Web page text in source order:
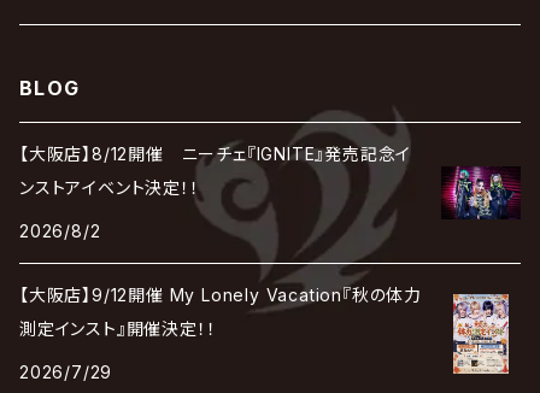
cali≠gari
河村隆一
JAKIGAN MEISTER
Chanty
Janne Da Arc
sugar
Jupiter
SLAPSLY / CHIYU
DARRELL
DEXCORE
DEZERT
deadman
DEVILOOF
薔薇の宮殿
BAROQUE
HIDE-ZOU
Blu-BiLLioN
BULL FIELD
The Benjamin
マツタケワークス
THE MADNA
MAMA.
まみれた / MAMIRETA
最上川司
LAB.THE BASEMENT / ラボ ザ ベヰスメント
LIBRAVEL / リブラヴェル
Lill
LUNA SEA
the Raid.
REIGN
RAZOR
LSN / The LEGENDARY SIX NINE
ロマン急行
BLOG
【大阪店】8/12開催 ニーチェ『IGNITE』発売記念イ
ンストアイベント決定！！
2026/8/2
【大阪店】9/12開催 My Lonely Vacation『秋の体力
測定インスト』開催決定！！
2026/7/29